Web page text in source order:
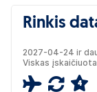
Rinkis
2027-04-24 ir
Viskas įskaičiuota
4